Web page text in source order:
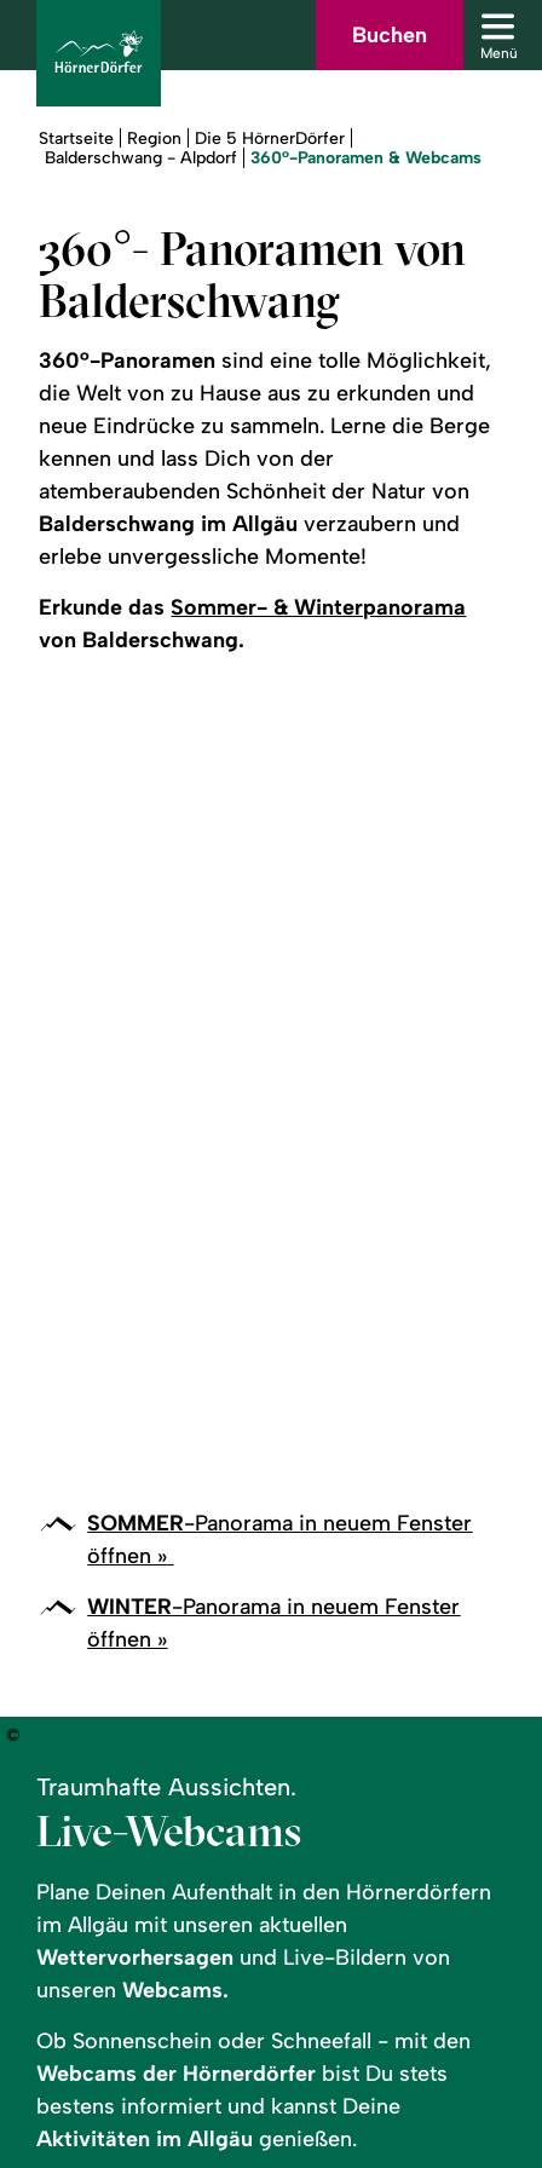
Buchen
Menü
Urlaub
buchen
Sommer
Winter
Region
Service
Sie
sind
Startseite Region
Die 5 HörnerDörfer
Balderschwang - Alpdorf
360°-Panoramen & Webcams
360°- Panoramen von
Balderschwang
360°-Panoramen sind eine tolle Möglichkeit,
die Welt von zu Hause aus zu erkunden und
neue Eindrücke zu sammeln. Lerne die Berge
kennen und lass Dich von der
atemberaubenden Schönheit der Natur von
Balderschwang im Allgäu verzaubern und
erlebe unvergessliche Momente!
Erkunde dasSommer- & Winterpanorama
von Balderschwang.
SOMMER-Panorama in neuem Fenster
öffnen »
WINTER-Panorama in neuem Fenster
öffnen »
©
Traumhafte Aussichten.
Live-Webcams
Plane Deinen Aufenthalt in den Hörnerdörfern
im Allgäu mit unseren aktuellen
Wettervorhersagen und Live-Bildern von
unseren Webcams.
Ob Sonnenschein oder Schneefall - mit den
Webcams der Hörnerdörfer bist Du stets
bestens informiert und kannst Deine
Aktivitäten im Allgäu genießen.